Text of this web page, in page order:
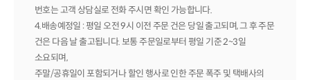
번호는 고객 상담실로 전화 주시면 확인 가능합니다.
4.배송예정일 : 평일 오전 9시 이전 주문 건은 당일 출고되며, 그 후 주문
건은 다음 날 출고됩니다. 보통 주문일로부터 평일 기준 2~3일
소요되며,
주말/공휴일이 포함되거나 할인 행사로 인한 주문 폭주 및 택배사의